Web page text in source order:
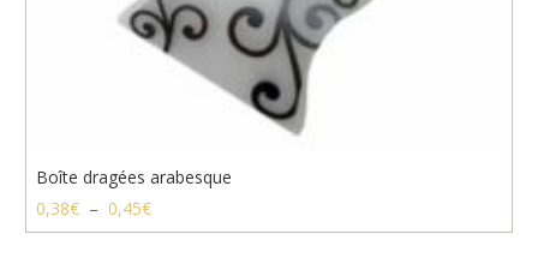
Boîte dragées arabesque
0,38€ – 0,45€Plage
de